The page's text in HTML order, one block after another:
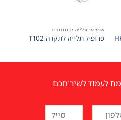
אמצעי תלייה אומנותית
פרופיל תלייה לתקרה T102
לעמוד לשירותכם: